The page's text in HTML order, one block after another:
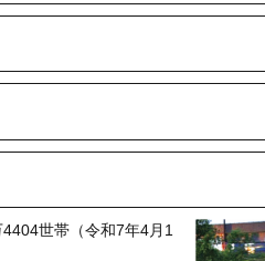
世帯（令和7年4月1